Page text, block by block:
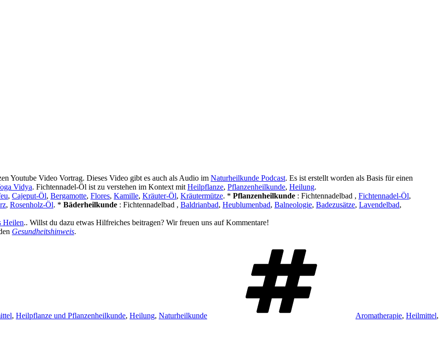
Youtube Video Vortrag. Dieses Video gibt es auch als Audio im Naturheilkunde Podcast. Es ist erstellt worden als Basis für einen
Vidya. Fichtennadel-Öl ist zu verstehen im Kontext mit Heilpflanze, Pflanzenheilkunde, Heilung.
, Cajeput-Öl, Bergamotte, Flores, Kamille, Kräuter-Öl, Kräutermütze. * Pflanzenheilkunde : Fichtennadelbad , Fichtennadel-Öl,
, Rosenholz-Öl. * Bäderheilkunde : Fichtennadelbad , Baldrianbad, Heublumenbad, Balneologie, Badezusätze, Lavendelbad,
Heilen.. Willst du dazu etwas Hilfreiches beitragen? Wir freuen uns auf Kommentare!
Gesundheitshinweis.
, Heilpflanze und Pflanzenheilkunde, Heilung, Naturheilkunde Aromatherapie, Heilmittel,